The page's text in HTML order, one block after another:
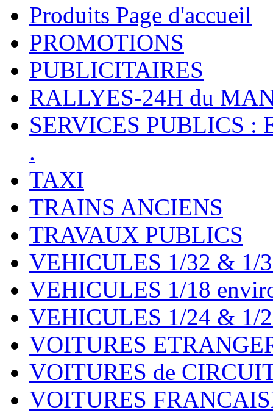
Produits Page d'accueil
PROMOTIONS
PUBLICITAIRES
RALLYES-24H du
SERVICES PUBLICS :
.
TAXI
TRAINS ANCIENS
TRAVAUX PUBLICS
VEHICULES 1/32 & 1/
VEHICULES 1/18
VEHICULES 1/24 & 1/
VOITURES
VOITURES de
VOITURES